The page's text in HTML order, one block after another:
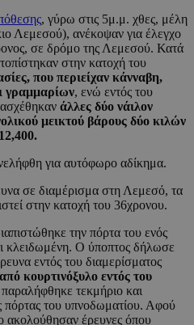
, γύρω στις 5μ.μ. χθες, μέλη
Λεμεσού), ανέκοψαν για έλεγχο
σε δρόμο της Λεμεσού. Κατά
στην κατοχή του
που περιείχαν κάνναβη,
γραμμαρίων, ενώ εντός του
άλλες δύο νάιλον
μεικτού βάρους δύο κιλών
για αυτόφωρο αδίκημα.
σε διαμέρισμα στη Λεμεσό, τα
στην κατοχή του 36χρονου.
την πόρτα του ενός
κλειδωμένη. Ο ύποπτος δήλωσε
εντός του διαμερίσματος
κουρτινόξυλο εντός του
τεκμήριο και
πόρτας του υπνοδωματίου. Αφού
ακολούθησαν έρευνες όπου